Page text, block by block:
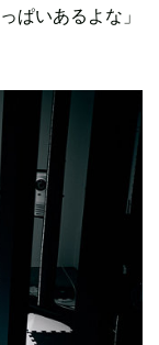
ぱいあるよな」